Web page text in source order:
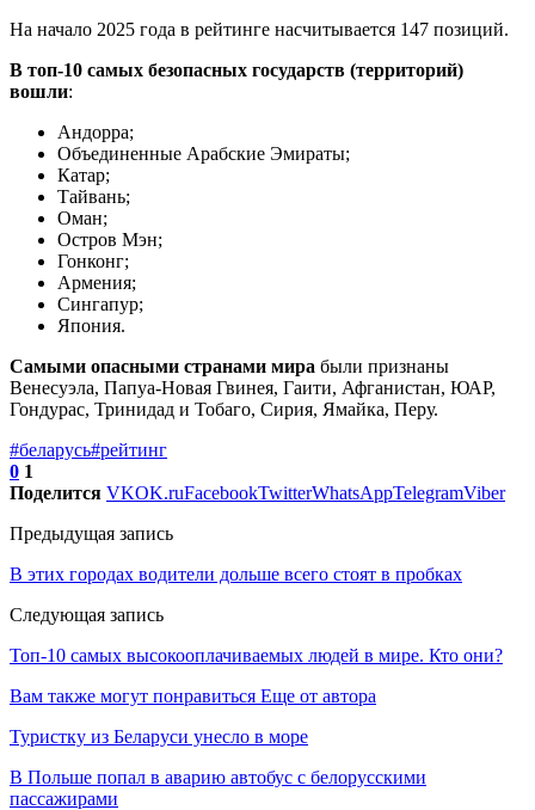
На начало 2025 года в рейтинге насчитывается 147 позиций.
В топ-10 самых безопасных государств (территорий)
вошли:
Андорра;
Объединенные Арабские Эмираты;
Катар;
Тайвань;
Оман;
Остров Мэн;
Гонконг;
Армения;
Сингапур;
Япония.
Самыми опасными странами мира были признаны
Венесуэла, Папуа-Новая Гвинея, Гаити, Афганистан, ЮАР,
Гондурас, Тринидад и Тобаго, Сирия, Ямайка, Перу.
#беларусь#рейтинг
0 1
Поделится VKOK.ruFacebookTwitterWhatsAppTelegramViber
Предыдущая запись
В этих городах водители дольше всего стоят в пробках
Следующая запись
Топ-10 самых высокооплачиваемых людей в мире. Кто они?
Вам также могут понравиться Еще от автора
Туристку из Беларуси унесло в море
В Польше попал в аварию автобус с белорусскими
пассажирами